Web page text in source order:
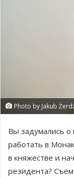
Photo by Jakub
Вы задумались о
работать в
в княжестве и
резидента?